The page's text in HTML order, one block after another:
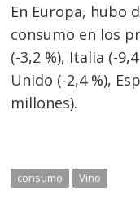
En Europa, hubo
consumo en los
(-3,2 %), Italia (-
Unido (-2,4 %),
millones).
consumo Vino